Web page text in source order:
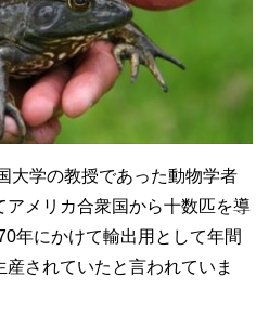
大学の教授であった動物学者
メリカ合衆国から十数匹を導
年にかけて輸出用として年間
されていたと言われていま